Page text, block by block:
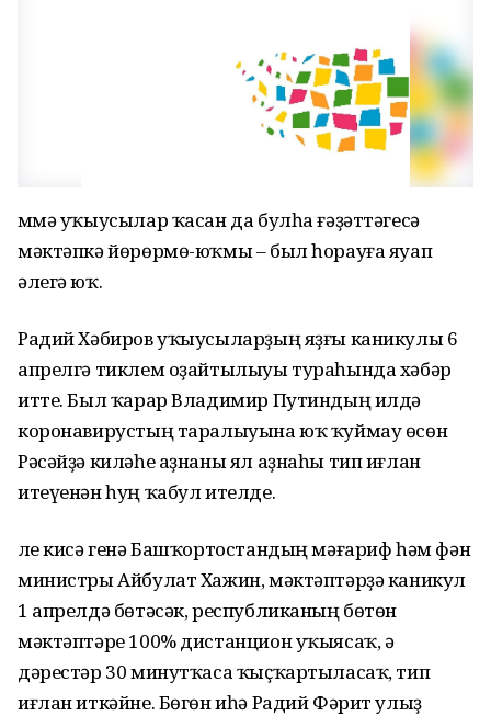
Әммә уҡыусылар ҡасан да булһа ғәҙәттәгесә
мәктәпкә йөрөрмө-юҡмы – был һорауға яуап
әлегә юҡ.
Радий Хәбиров уҡыусыларҙың яҙғы каникулы 6
апрелгә тиклем оҙайтылыуы тураһында хәбәр
итте. Был ҡарар Владимир Путиндың илдә
коронавирустың таралыуына юҡ ҡуймау өсөн
Рәсәйҙә киләһе аҙнаны ял аҙнаһы тип иғлан
итеүенән һуң ҡабул ителде.
Әле кисә генә Башҡортостандың мәғариф һәм фән
министры Айбулат Хажин, мәктәптәрҙә каникул
1 апрелдә бөтәсәк, республиканың бөтөн
мәктәптәре 100% дистанцион уҡыясаҡ, ә
дәрестәр 30 минутҡаса ҡыҫҡартыласаҡ, тип
иғлан иткәйне. Бөгөн иһә Радий Фәрит улыҙ